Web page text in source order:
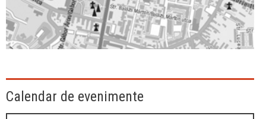
Calendar de evenimente